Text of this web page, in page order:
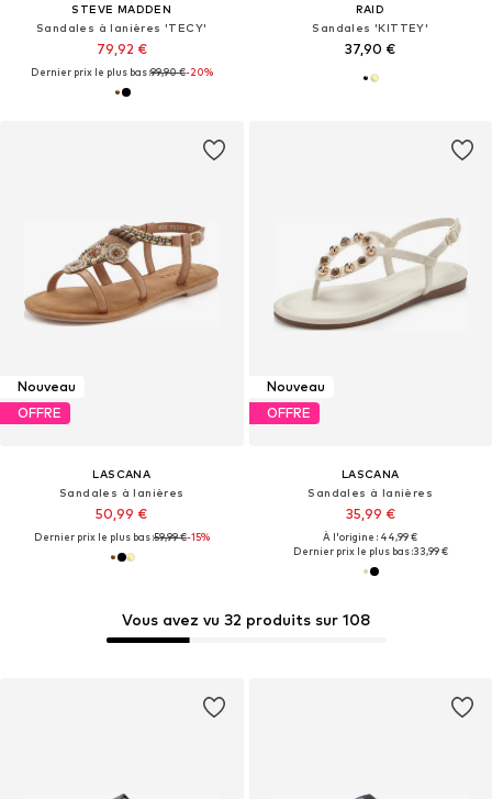
STEVE MADDEN
Sandales à lanières 'TECY'
79,92 €
Dernier prix le plus bas :99,90 €-20%
RAID
Sandales 'KITTEY'
37,90 €
Nouveau
OFFRE
LASCANA
Sandales à lanières
50,99 €
Dernier prix le plus bas :59,99 €-15%
Nouveau
OFFRE
LASCANA
Sandales à lanières
35,99 €
À l'origine : 44,99 €
Dernier prix le plus bas :33,99 €
Vous avez vu 32 produits sur 108